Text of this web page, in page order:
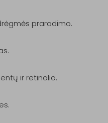
praradimo.
ir retinolio.